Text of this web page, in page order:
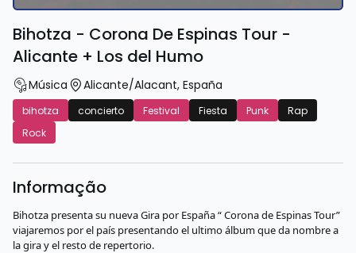
Bihotza - Corona De Espinas Tour -
Alicante + Los del Humo
Música Alicante/Alacant, España
bihotza concierto Festival Fiesta Punk
Rap
Rock
Informação
Bihotza presenta su nueva Gira por España “ Corona de Espinas Tour”
viajaremos por el país presentando el ultimo álbum que da nombre a
la gira y el resto de repertorio.